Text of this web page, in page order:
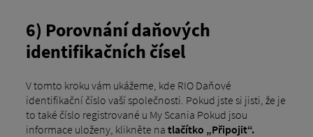
6) Porovnání daňových
identifikačních čísel
V tomto kroku vám ukážeme, kde RIO Daňové
identifikační číslo vaší společnosti. Pokud jste si jisti, že je
to také číslo registrované u My Scania Pokud jsou
informace uloženy, klikněte na tlačítko „Připojit“.